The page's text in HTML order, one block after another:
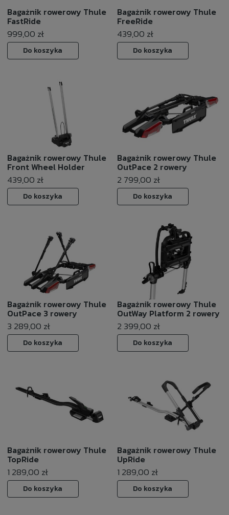
Bagażnik rowerowy Thule
FastRide
999,00 zł
Do koszyka
Bagażnik rowerowy Thule
FreeRide
439,00 zł
Do koszyka
Bagażnik rowerowy Thule
Front Wheel Holder
439,00 zł
Do koszyka
Bagażnik rowerowy Thule
OutPace 2 rowery
2 799,00 zł
Do koszyka
Bagażnik rowerowy Thule
OutPace 3 rowery
3 289,00 zł
Do koszyka
Bagażnik rowerowy Thule
OutWay Platform 2 rowery
2 399,00 zł
Do koszyka
Bagażnik rowerowy Thule
TopRide
1 289,00 zł
Do koszyka
Bagażnik rowerowy Thule
UpRide
1 289,00 zł
Do koszyka